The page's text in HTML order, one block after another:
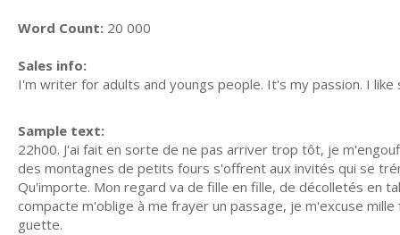
Word Count: 20 000
Sales info:
I'm writer for adults and youngs people. It's my passion. I
Sample text:
22h00. J'ai fait en sorte de ne pas arriver trop tôt, je
des montagnes de petits fours s'offrent aux invités qui se
Qu'importe. Mon regard va de fille en fille, de décolletés en
compacte m'oblige à me frayer un passage, je m'excuse
guette.